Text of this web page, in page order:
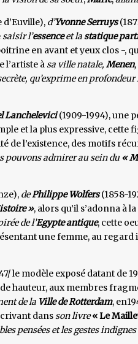
d’Euville), d’Yvonne Serruys
saisir l’essenceet lastatique
en avant et yeux clos -,
l’artiste àsa ville natale, Menen,
qu’exprime en
Lanchelevici (1909-1994), une
et la plus expressive,
de l’existence, des motifs
pouvons admirer au sein du «
dePhilippe Wolfers (1858-
», alors qu’il s’adonna à
de l’Egypte antique, cette
une femme, au regard
le modèle exposé datant de
hauteur, aux membres
de la Ville de Rotterdam,
dansson livre « Le
pensées et les gestes